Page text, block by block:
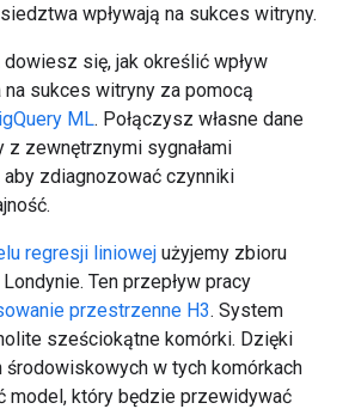
wpływają na sukces witryny.
się, jak określić wpływ
sukces witryny za pomocą
ML. Połączysz własne dane
z zewnętrznymi sygnałami
zdiagnozować czynniki
regresji liniowej użyjemy zbioru
Ten przepływ pracy
przestrzenne H3. System
sześciokątne komórki. Dzięki
środowiskowych w tych komórkach
model, który będzie przewidywać